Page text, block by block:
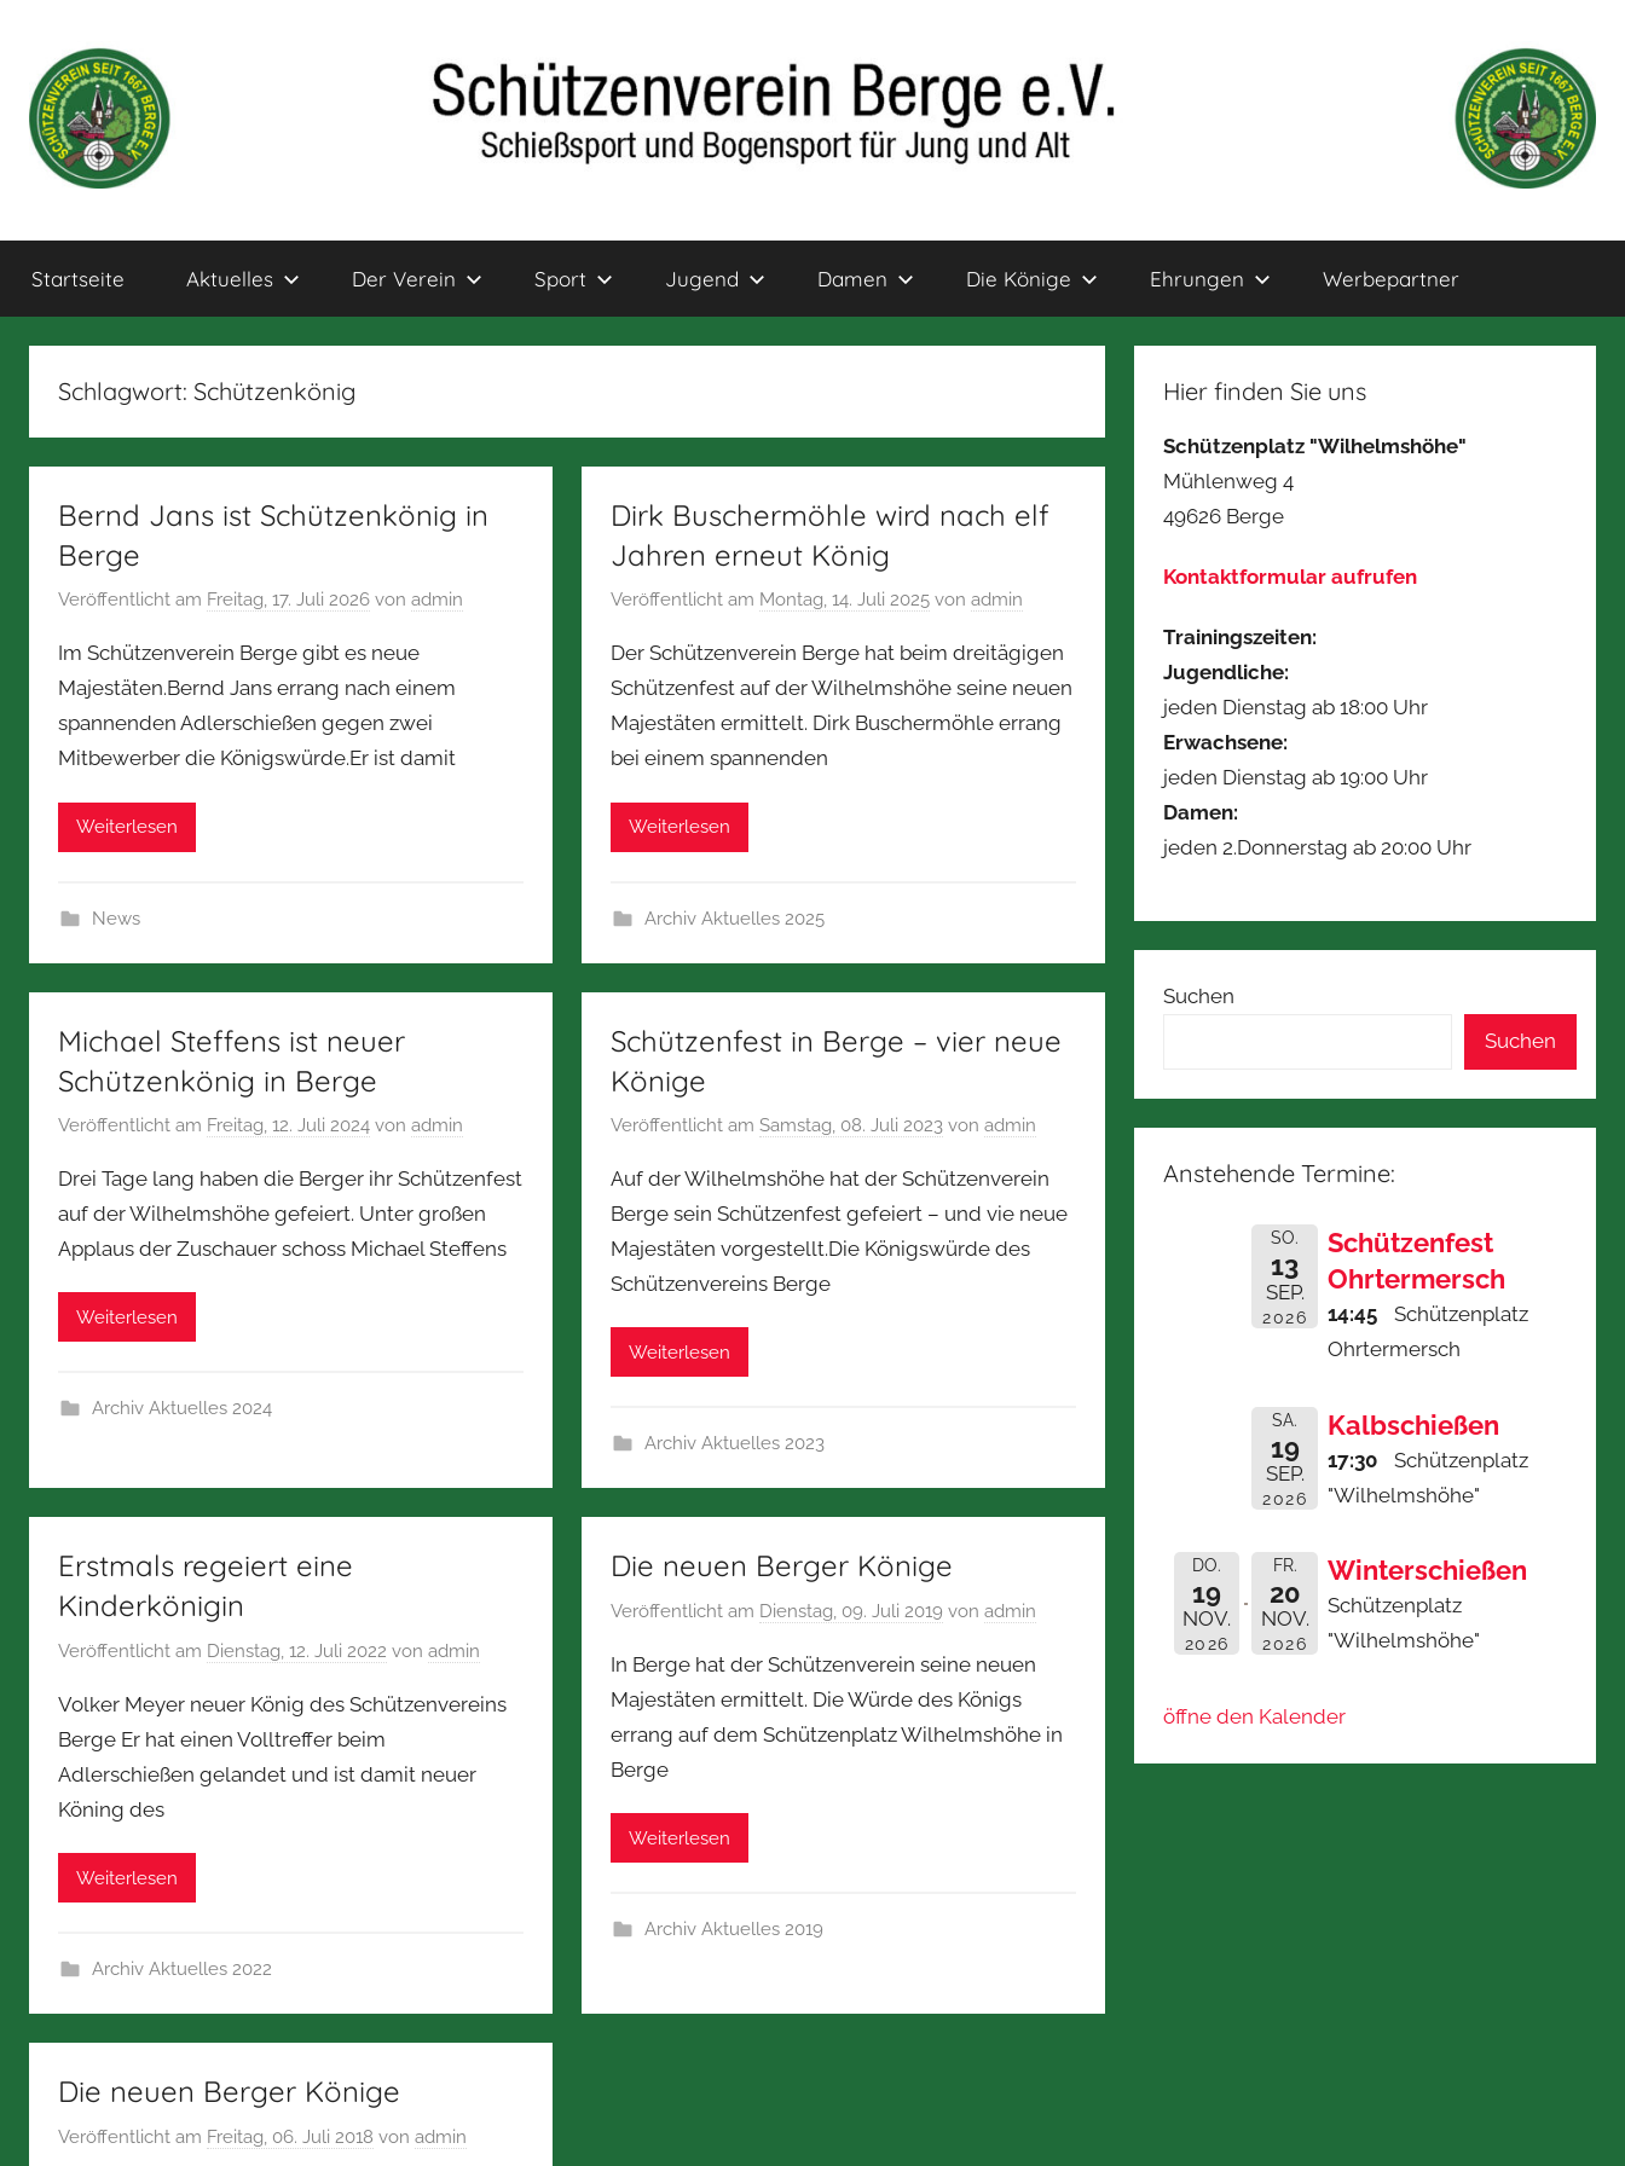
springen
Schützenverein
Berge
und
Bogensport
Jung
Startseite Aktuelles Der Verein Sport Jugend Damen Die Könige Ehrungen Werbepartner
Schlagwort: Schützenkönig
Bernd Jans ist Schützenkönig in
Berge
Veröffentlicht am Freitag, 17. Juli 2026 von admin
Im Schützenverein Berge gibt es neue
Majestäten.Bernd Jans errang nach einem
spannenden Adlerschießen gegen zwei
Mitbewerber die Königswürde.Er ist damit
Weiterlesen
News
Dirk Buschermöhle wird nach elf
Jahren erneut König
Veröffentlicht am Montag, 14. Juli 2025 vonadmin
Der Schützenverein Berge hat beim dreitägigen
Schützenfest auf der Wilhelmshöhe seine neuen
Majestäten ermittelt. Dirk Buschermöhle errang
bei einem spannenden
Weiterlesen
Archiv Aktuelles 2025
Michael Steffens ist neuer
Schützenkönig in Berge
Veröffentlicht am Freitag, 12. Juli 2024 von admin
Drei Tage lang haben die Berger ihr Schützenfest
auf der Wilhelmshöhe gefeiert. Unter großen
Applaus der Zuschauer schoss Michael Steffens
Weiterlesen
Archiv Aktuelles 2024
Schützenfest in Berge – vier neue
Könige
Veröffentlicht amSamstag, 08. Juli 2023 vonadmin
Auf der Wilhelmshöhe hat der Schützenverein
Berge sein Schützenfest gefeiert – und vie neue
Majestäten vorgestellt.Die Königswürde des
Schützenvereins Berge
Weiterlesen
Archiv Aktuelles 2023
Erstmals regeiert eine
Kinderkönigin
Veröffentlicht am Dienstag, 12. Juli 2022 von admin
Volker Meyer neuer König des Schützenvereins
Berge Er hat einen Volltreffer beim
Adlerschießen gelandet und ist damit neuer
Köning des
Weiterlesen
Archiv Aktuelles 2022
Die neuen Berger Könige
Veröffentlicht am Dienstag, 09. Juli 2019 vonadmin
In Berge hat der Schützenverein seine neuen
Majestäten ermittelt. Die Würde des Königs
errang auf dem Schützenplatz Wilhelmshöhe in
Berge
Weiterlesen
Archiv Aktuelles 2019
Die neuen Berger Könige
Veröffentlicht am Freitag, 06. Juli 2018 von admin
Hier finden Sie uns
Schützenplatz "Wilhelmshöhe"
Mühlenweg 4
49626 Berge
Kontaktformular aufrufen
Trainingszeiten:
Jugendliche:
jeden Dienstag ab 18:00 Uhr
Erwachsene:
jeden Dienstag ab 19:00 Uhr
Damen:
jeden 2.Donnerstag ab 20:00 Uhr
Suchen
Suchen
Anstehende Termine:
SO.
13
SEP.
2026
Schützenfest
Ohrtermersch
14:45
Schützenplatz
Ohrtermersch
SA.
19
SEP.
2026
Kalbschießen
17:30
Schützenplatz
"Wilhelmshöhe"
DO.
19
NOV.
2026
FR.
20
NOV.
2026
Winterschießen
Schützenplatz
"Wilhelmshöhe"
öffne den Kalender